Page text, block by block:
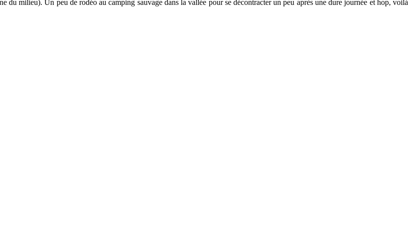
milieu). Un peu de rodéo au camping sauvage dans la vallée pour se décontracter un peu après une dure journée et hop, voilà